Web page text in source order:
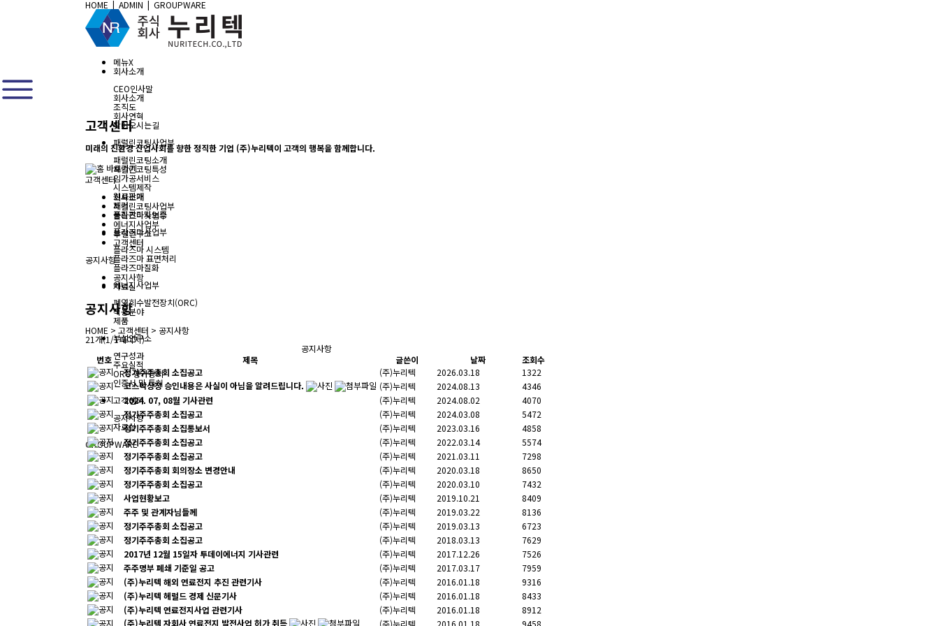
HOME | ADMIN | GROUPWARE
메뉴X
회사소개
CEO인사말
회사소개
조직도
회사연혁
찾아오시는길
패럴린코팅사업부
패럴린코팅소개
패럴린코팅특성
임가공서비스
시스템제작
원료판매
제거
품질관리및보증
플라즈마사업부
플라즈마 시스템
플라즈마 표면처리
플라즈마질화
에너지사업부
폐열회수발전장치(ORC)
적용분야
제품
부설연구소
연구성과
주요실적
ORC 평가장치
인증서 및 특허
고객센터
공지사항
자료실
GROUPWARE
고객센터
미래의 친환경 산업사회를 향한 정직한 기업 (주)누리텍이 고객의 행복을 함께합니다.
고객센터
회사소개
패럴린코팅사업부
플라즈마사업부
에너지사업부
부설연구소
고객센터
공지사항
공지사항
자료실
공지사항
HOME > 고객센터 > 공지사항
21개(1/1페이지)
공지사항
번호
제목 글쓴이 날짜
조회수
정기주주총회 소집공고
(주)누리텍 2026.03.18
1322
코스탁상장 승인내용은 사실이 아님을 알려드립니다.
(주)누리텍 2024.08.13
4346
2024. 07, 08월 기사관련
(주)누리텍 2024.08.02
4070
정기주주총회 소집공고
(주)누리텍 2024.03.08
5472
정기주주총회 소집통보서
(주)누리텍 2023.03.16
4858
정기주주총회 소집공고
(주)누리텍 2022.03.14
5574
정기주주총회 소집공고
(주)누리텍 2021.03.11
7298
정기주주총회 회의장소 변경안내
(주)누리텍 2020.03.18
8650
정기주주총회 소집공고
(주)누리텍 2020.03.10
7432
사업현황보고
(주)누리텍 2019.10.21
8409
주주 및 관계자님들께
(주)누리텍 2019.03.22
8136
정기주주총회 소집공고
(주)누리텍 2019.03.13
6723
정기주주총회 소집공고
(주)누리텍 2018.03.13
7629
2017년 12월 15일자 투데이에너지 기사관련
(주)누리텍 2017.12.26
7526
주주명부 폐쇄 기준일 공고
(주)누리텍 2017.03.17
7959
(주)누리텍 해외 연료전지 추진 관련기사
(주)누리텍 2016.01.18
9316
(주)누리텍 헤럴드 경제 신문기사
(주)누리텍 2016.01.18
8433
(주)누리텍 연료전지사업 관련기사
(주)누리텍 2016.01.18
8912
(주)누리텍 자회사 연료전지 발전사업 허가 취득
(주)누리텍 2016.01.18 9458